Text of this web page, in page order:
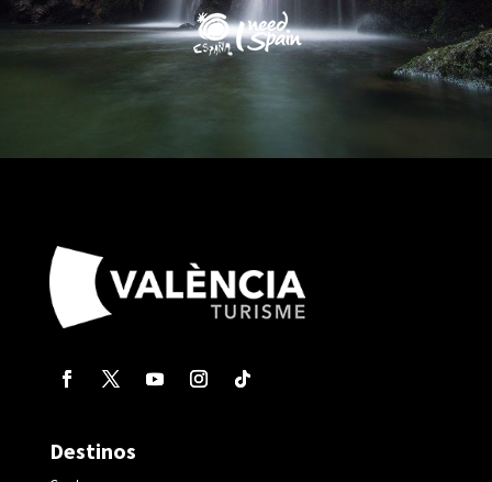
Destinos